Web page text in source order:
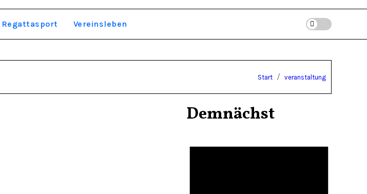
Regattasport Vereinsleben
Start veranstaltung
Demnächst